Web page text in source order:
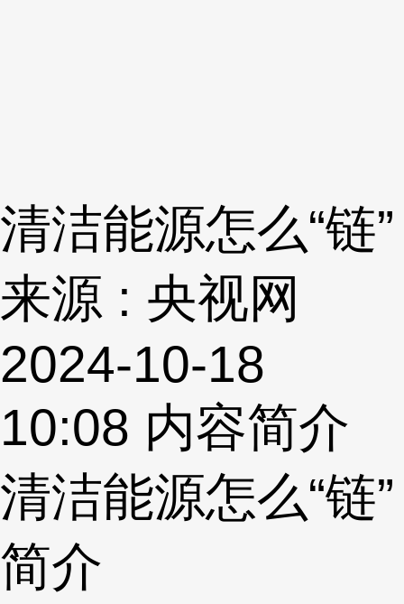
清洁能源怎么“链”
来源 : 央视网
2024-10-18
10:08 内容简介
清洁能源怎么“链”
简介